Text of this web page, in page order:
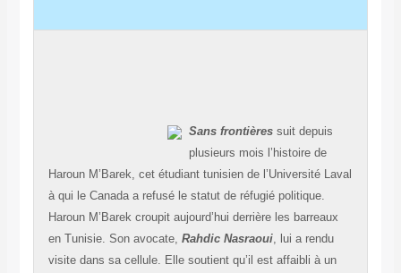
Sans frontières
plusieurs mois
Haroun M’Barek, cetétudiant tunisien de
à qui le Canada a refusé le statut de réfugié
Haroun M’Barek croupit aujourd’hui derrière les
en Tunisie. Son avocate,Rahdic Nasraoui
visite dans sa cellule. Elle soutient qu’il est